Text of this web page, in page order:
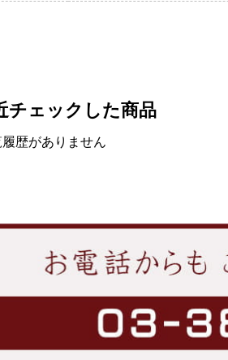
チェックした商品
歴がありません